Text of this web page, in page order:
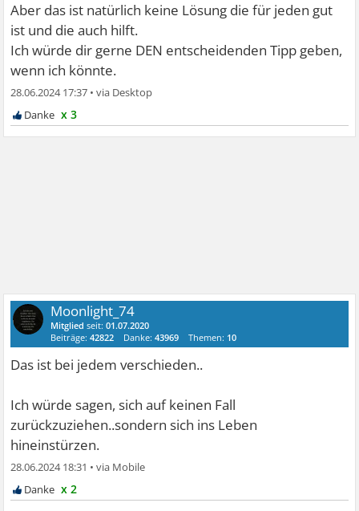
Aber das ist natürlich keine Lösung die für jeden gut
ist und die auch hilft.
Ich würde dir gerne DEN entscheidenden Tipp geben,
wenn ich könnte.
28.06.2024 17:37 •
x 3
Moonlight_74
Mitglied seit:01.07.2020
Beiträge:42822 Danke:43969 Themen: 10
Das ist bei jedem verschieden..
Ich würde sagen, sich auf keinen Fall
zurückzuziehen..sondern sich ins Leben
hineinstürzen.
28.06.2024 18:31 •
x 2